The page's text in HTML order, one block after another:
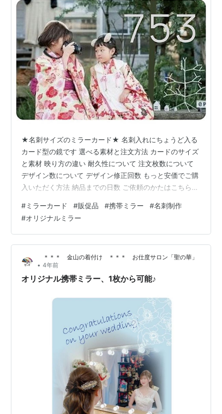
★名刺サイズのミラーカード★ 名刺入れにちょうど入る
カード型の鏡です 選べる素材と注文方法 カードのサイズ
と素材 映り方の違い 耐久性について 注文枚数について
デザイン数について デザイン修正回数 もっと安価でご購
入いただく方法 納品までの日数 ご依頼のかたはこちらか
い優れものです。 オリジナル画像でプレゼントやご自身
用に作ってみませんか？ カードのサイズと素材 見た目
は、ほぼ同じサイズです ①54×86×0.4(mm) 約15g 素
材 ステンレス ②52×83×2(mm) 約7g 素材 アクリル樹脂
重さは①のステンレスのほうが重くて 厚…
#ミラーカード #販促品 #携帯ミラー #名刺制作
#オリジナルミラー
＊＊＊ 金山の着付け ＊＊＊ お仕度サロン「聖の華」
• 4年前
オリジナル携帯ミラー、1枚から可能♪